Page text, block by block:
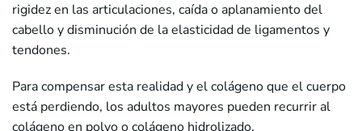
rigidez en las articulaciones, caída o aplanamiento del
cabello y disminución de la elasticidad de ligamentos y
tendones.
Para compensar esta realidad y el colágeno que el cuerpo
está perdiendo, los adultos mayores pueden recurrir al
colágeno en polvo o colágeno hidrolizado.